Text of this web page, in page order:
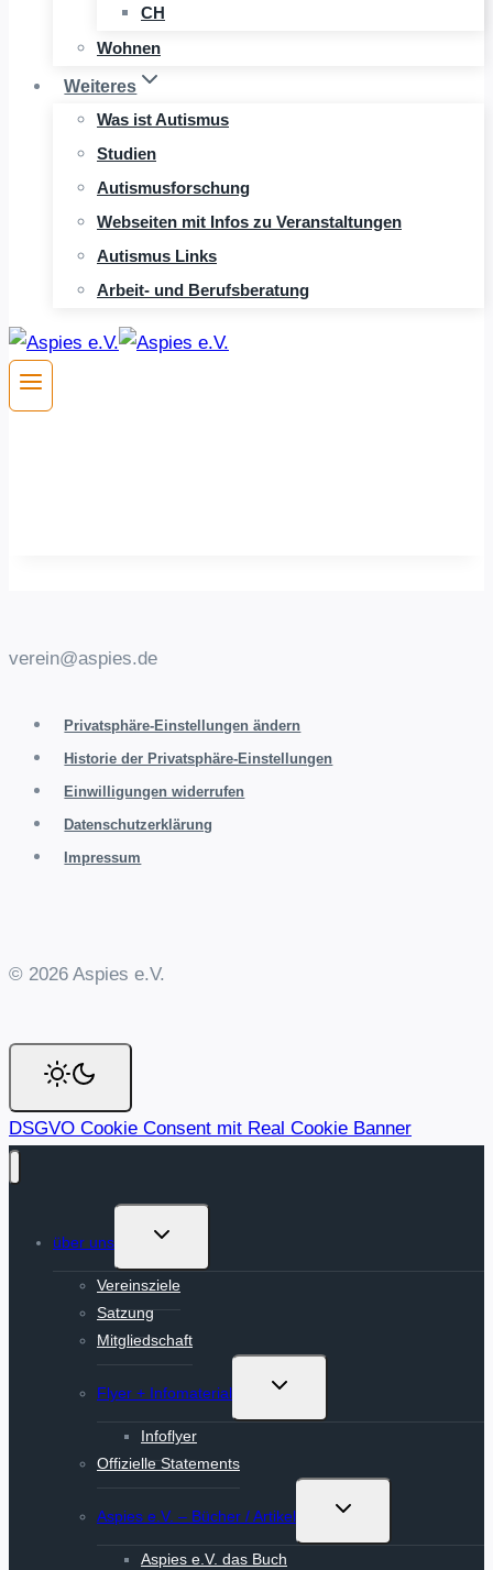
CH
Wohnen
Weiteres
Was ist Autismus
Studien
Autismusforschung
Webseiten mit Infos zu Veranstaltungen
Autismus Links
Arbeit- und Berufsberatung
verein@aspies.de
Privatsphäre-Einstellungen ändern
Historie der Privatsphäre-Einstellungen
Einwilligungen widerrufen
Datenschutzerklärung
Impressum
© 2026 Aspies e.V.
DSGVO Cookie Consent mit Real Cookie Banner
über uns
Untermenü
Vereinsziele
Satzung
Mitgliedschaft
Flyer + Infomaterial
Untermenü
Infoflyer
Offizielle Statements
Aspies e.V. – Bücher / Artikel
Untermenü
Aspies e.V. das Buch